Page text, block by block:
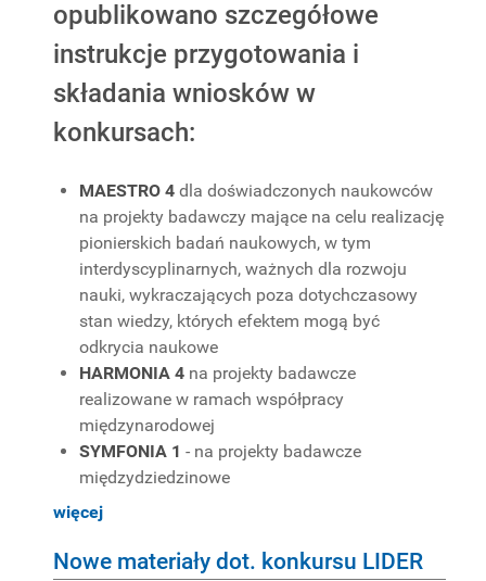
opublikowano szczegółowe
instrukcje przygotowania i
składania wniosków w
konkursach:
MAESTRO 4 dla doświadczonych naukowców
na projekty badawczy mające na celu realizację
pionierskich badań naukowych, w tym
interdyscyplinarnych, ważnych dla rozwoju
nauki, wykraczających poza dotychczasowy
stan wiedzy, których efektem mogą być
odkrycia naukowe
HARMONIA 4 na projekty badawcze
realizowane w ramach współpracy
międzynarodowej
SYMFONIA 1 - na projekty badawcze
międzydziedzinowe
więcej
Nowe materiały dot. konkursu LIDER